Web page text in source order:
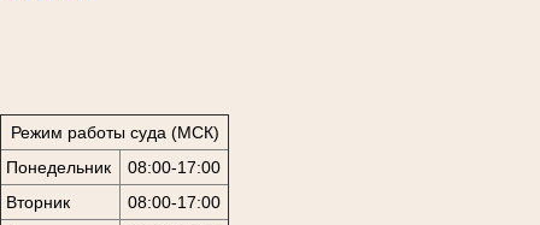
Режим работы суда (МСК)
Понедельник
08:00-17:00
Вторник
08:00-17:00